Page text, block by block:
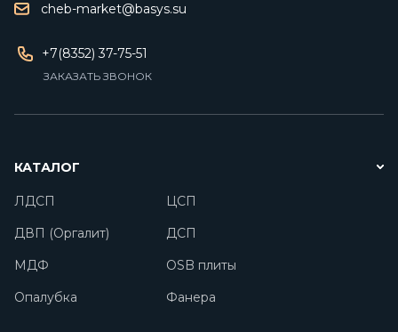
cheb-market@basys.su
+7(8352) 37-75-51
ЗАКАЗАТЬ ЗВОНОК
КАТАЛОГ
ЛДСП
ЦСП
ДВП (Оргалит)
ДСП
МДФ
OSB плиты
Опалубка
Фанера